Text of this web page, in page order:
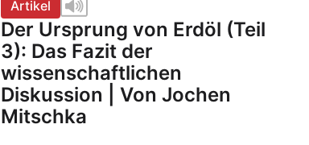
Artikel
Der Ursprung von Erdöl (Teil
3): Das Fazit der
wissenschaftlichen
Diskussion | Von Jochen
Mitschka